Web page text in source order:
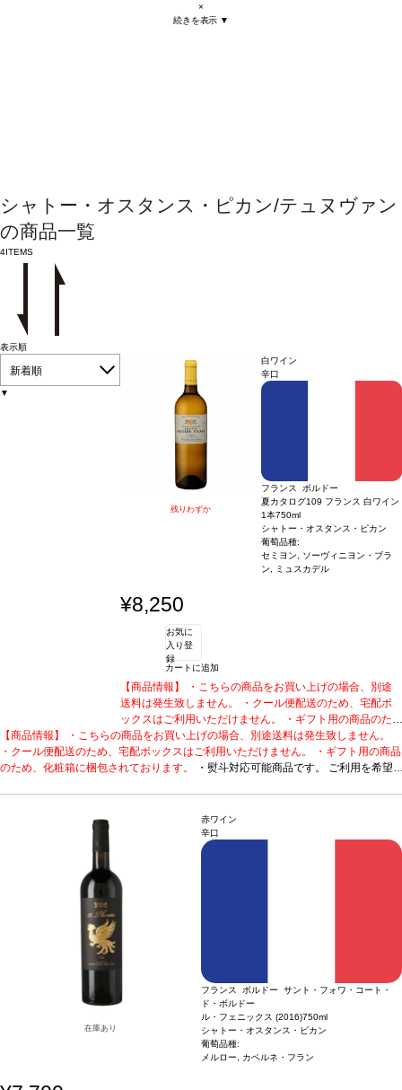
×
続きを表示 ▼
シャトー・オスタンス・ピカン/テュヌヴァン
の商品一覧
4ITEMS
表示順
新着順
▼
残りわずか
白ワイン
辛口
フランス ボルドー
夏カタログ109 フランス 白ワイン
1本750ml
シャトー・オスタンス・ピカン
葡萄品種:
セミヨン, ソーヴィニヨン・ブラ
ン, ミュスカデル
¥8,250
お気に
入り登
録
カートに追加
【商品情報】 ・こちらの商品をお買い上げの場合、別途
送料は発生致しません。 ・クール便配送のため、宅配ボ
ックスはご利用いただけません。 ・ギフト用の商品のた
め、化粧箱に梱包されております。 ・熨斗対応可能商品
です。 ご利用を希望される場合、ご注文時コメント欄に
熨斗をご希望の旨と「結び・上部表書き内容・下部のお名
熨斗をご希望の場合、作成作業のため最短日出荷はお承り
致しかねます。 必ず最短日から+1日後より配送指定日を
ご選択ください。 もし最短日を選択された場合は、指定
ンが1本含まれています。
ス・アワード ゴールド！
リンデ
ンと熟したレモンの繊細なアロマを示し、カシスの芽とグ
リーンカラントの含みが支える。エアレーションすると洋
ナシ、バニラ、甘いスパイスの濃いブーケが広がる。石灰
岩質のテロワールを完璧に表現している味わいは、素晴ら
しくバランスが取れている。アタックはまっすぐで、程よ
【商品情報】 ・こちらの商品をお買い上げの場合、別途送料は発生致しません。
・クール便配送のため、宅配ボックスはご利用いただけません。 ・ギフト用の商品
のため、化粧箱に梱包されております。
・熨斗対応可能商品です。 ご利用を希望
のうえ「無地熨斗」とご記載ください。 ※熨斗をご希望の場合、作成作業のため最
短日出荷はお承り致しかねます。 必ず最短日から+1日後より配送指定日をご選択
ください。 もし最短日を選択された場合は、指定日翌日の配送となります。ご了承
ください。 ・下記ワインが1本含まれています。
シャトー・オスタンス・ピカン キュヴェ・デ・ドゥモワゼル (201
ジェームス・サックリング 92ポイント、ワイン・アドヴォケイト 90-
92ポイント、ヴィノス 90ポイント、ウィメンズ・ワイン&スピリッツ・アワー
ド ダブルゴールド、ソムリエ・チョイス・アワード ゴールド！
リンデンと熟したレモンの繊細なアロマを示し、カシスの芽とグリーンカラ
ントの含みが支える。エアレーションすると洋ナシ、バニラ、甘いスパイスの濃い
ブーケが広がる。石灰岩質のテロワールを完璧に表現している味わいは、素晴らし
くバランスが取れている。アタックはまっすぐで、程よい酸味を感じ、澱といっし
ょの熟成によりテクスチャーは柔らかく、完璧な調和を与えている。石灰岩の台地
と火打石でできた粘土質土壌の典型的な塩味の後味は、10年は熟成する高いポテン
仔牛の白身肉、ホタテ貝や魚料理、チーズなどと好相性
セミヨン、ソーヴィニヨン・ブラン、ミュスカデル
在庫あり
赤ワイン
辛口
フランス ボルドー サント・フォワ・コート・
ド・ボルドー
ル・フェニックス (2016)750ml
シャトー・オスタンス・ピカン
葡萄品種:
メルロー, カベルネ・フラン